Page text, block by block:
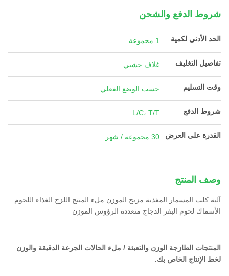
شروط الدفع والشحن
الحد الأدنى لكمية 1 مجموعة
تفاصيل التغليف غلاف خشبي
وقت التسليم حسب الوضع الفعلي
شروط الدفع L/C، T/T
القدرة على العرض 30 مجموعة / شهر
وصف المنتج
آلية كلب المسمار المغذية مزيج الموزن ملء المنتج اللزج الغذاء اللحوم
الأسماك لحوم البقر الدجاج متعددة الرؤوس الموزن
المنتجات الطازجة الوزن والتعبئة / ملء الحالات الجرعة الدقيقة والوزن
لخط الإنتاج الخاص بك.